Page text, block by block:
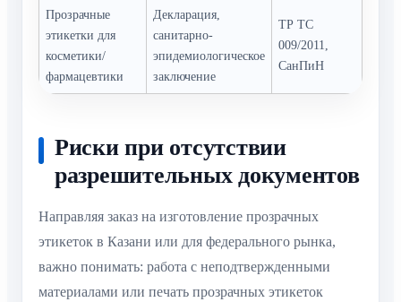
Прозрачные
этикетки для
косметики/
фармацевтики
Декларация,
санитарно-
эпидемиологическое
заключение
ТР ТС
009/2011,
СанПиН
Риски при отсутствии
разрешительных документов
Направляя заказ на изготовление прозрачных
этикеток в Казани или для федерального рынка,
важно понимать: работа с неподтвержденными
материалами или печать прозрачных этикеток